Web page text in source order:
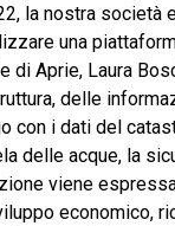
la nostra società
una
di Aprie, Laura
delle
con i dati del
delle acque, la
viene
economico,